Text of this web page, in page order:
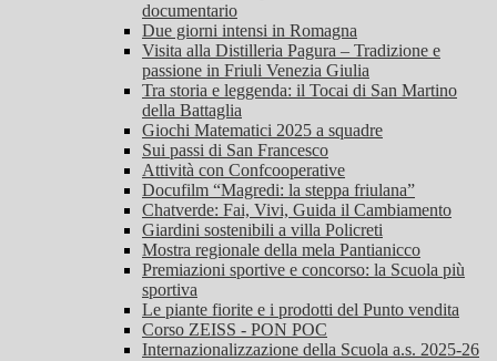
documentario
Due giorni intensi in Romagna
Visita alla Distilleria Pagura – Tradizione e
passione in Friuli Venezia Giulia
Tra storia e leggenda: il Tocai di San Martino
della Battaglia
Giochi Matematici 2025 a squadre
Sui passi di San Francesco
Attività con Confcooperative
Docufilm “Magredi: la steppa friulana”
Chatverde: Fai, Vivi, Guida il Cambiamento
Giardini sostenibili a villa Policreti
Mostra regionale della mela Pantianicco
Premiazioni sportive e concorso: la Scuola più
sportiva
Le piante fiorite e i prodotti del Punto vendita
Corso ZEISS - PON POC
Internazionalizzazione della Scuola a.s. 2025-26